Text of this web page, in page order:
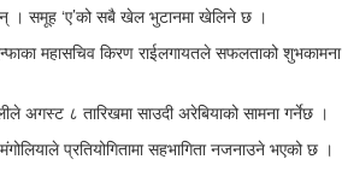
छन् । समूह ‘ए’को सबै खेल भुटानमा खेलिने छ ।
महासचिव किरण राईलगायतले सफलताको शुभकामना
अगस्ट ८ तारिखमा साउदी अरेबियाको सामना गर्नेछ ।
प्रतियोगितामा सहभागिता नजनाउने भएको छ ।